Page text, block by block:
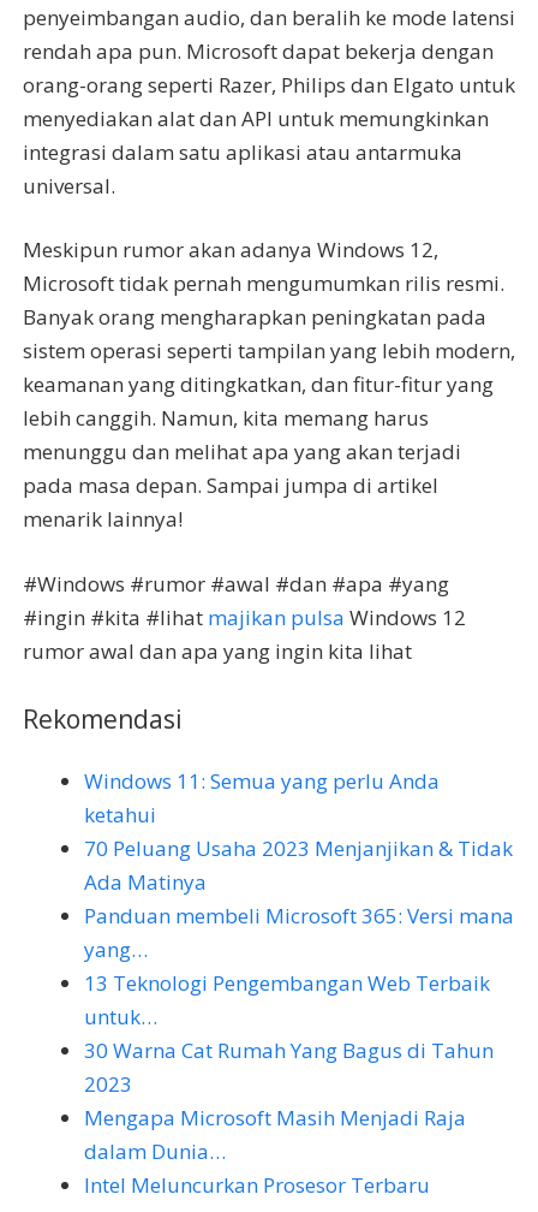
penyeimbangan audio, dan beralih ke mode latensi
rendah apa pun. Microsoft dapat bekerja dengan
orang-orang seperti Razer, Philips dan Elgato untuk
menyediakan alat dan API untuk memungkinkan
integrasi dalam satu aplikasi atau antarmuka
universal.
Meskipun rumor akan adanya Windows 12,
Microsoft tidak pernah mengumumkan rilis resmi.
Banyak orang mengharapkan peningkatan pada
sistem operasi seperti tampilan yang lebih modern,
keamanan yang ditingkatkan, dan fitur-fitur yang
lebih canggih. Namun, kita memang harus
menunggu dan melihat apa yang akan terjadi
pada masa depan. Sampai jumpa di artikel
menarik lainnya!
#Windows #rumor #awal #dan #apa #yang
#ingin #kita #lihat majikan pulsa Windows 12
rumor awal dan apa yang ingin kita lihat
Rekomendasi
Windows 11: Semua yang perlu Anda
ketahui
70 Peluang Usaha 2023 Menjanjikan & Tidak
Ada Matinya
Panduan membeli Microsoft 365: Versi mana
yang…
13 Teknologi Pengembangan Web Terbaik
untuk…
30 Warna Cat Rumah Yang Bagus di Tahun
2023
Mengapa Microsoft Masih Menjadi Raja
dalam Dunia…
Intel Meluncurkan Prosesor Terbaru